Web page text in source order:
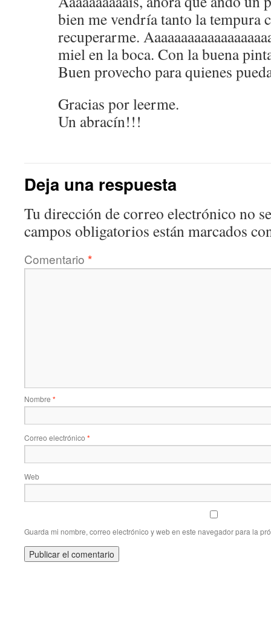
bien me vendría tanto la tempura
recuperarme.
miel en la boca. Con la buena
Buen provecho para quienes
Gracias por leerme.
Un abracín!!!
Deja una respuesta
Tu dirección de correo electrónico no
campos obligatorios están marcados
Comentario *
Nombre *
Correo electrónico *
Web
Guarda mi nombre, correo electrónico y web en este navegador para la